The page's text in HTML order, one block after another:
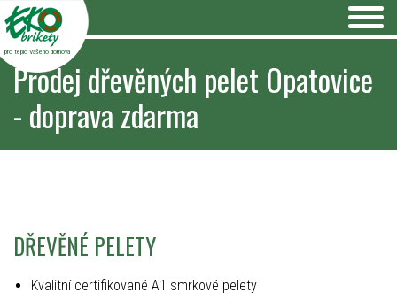
pro teplo Vašeho domova
Prodej dřevěných pelet Opatovice
- doprava zdarma
DŘEVĚNÉ PELETY
Kvalitní certifikované A1 smrkové pelety